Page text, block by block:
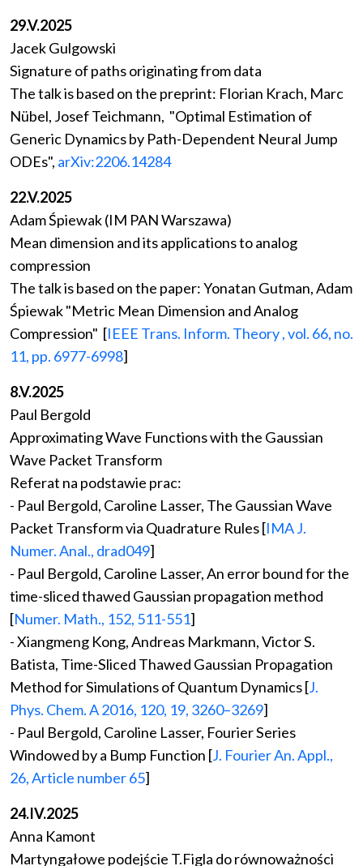
29.V.2025
Jacek Gulgowski
Signature of paths originating from data
The talk is based on the preprint: Florian Krach, Marc
Nübel, Josef Teichmann, "Optimal Estimation of
Generic Dynamics by Path-Dependent Neural Jump
ODEs", arXiv:2206.14284
22.V.2025
Adam Śpiewak (IM PAN Warszawa)
Mean dimension and its applications to analog
compression
The talk is based on the paper: Yonatan Gutman, Adam
Śpiewak "Metric Mean Dimension and Analog
Compression" [IEEE Trans. Inform. Theory , vol. 66, no.
11, pp. 6977-6998]
8.V.2025
Paul Bergold
Approximating Wave Functions with the Gaussian
Wave Packet Transform
Referat na podstawie prac:
- Paul Bergold, Caroline Lasser, The Gaussian Wave
Packet Transform via Quadrature Rules [IMA J.
Numer. Anal., drad049]
- Paul Bergold, Caroline Lasser, An error bound for the
time-sliced thawed Gaussian propagation method
[Numer. Math., 152, 511-551]
- Xiangmeng Kong, Andreas Markmann, Victor S.
Batista, Time-Sliced Thawed Gaussian Propagation
Method for Simulations of Quantum Dynamics [J.
Phys. Chem. A 2016, 120, 19, 3260–3269]
- Paul Bergold, Caroline Lasser, Fourier Series
Windowed by a Bump Function [J. Fourier An. Appl.,
26, Article number 65]
24.IV.2025
Anna Kamont
Martyngałowe podejście T.Figla do równoważności